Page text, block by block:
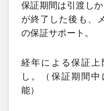
保証期間は引渡し
が終了した後も、
の保証サポート。
経年による保証
し。（保証期間
能）